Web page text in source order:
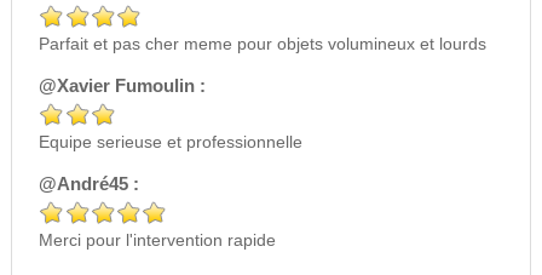
Parfait et pas cher meme pour objets volumineux et lourds
@Xavier Fumoulin :
Equipe serieuse et professionnelle
@André45 :
Merci pour l'intervention rapide